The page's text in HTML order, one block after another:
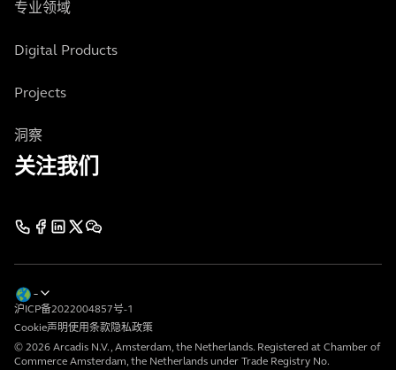
专业领域
Digital Products
Projects
洞察
关注我们
© 2026 Arcadis N.V., Amsterdam, the Netherlands. Registered at Chamber of
Commerce Amsterdam, the Netherlands under Trade Registry No.
沪ICP备2022004857号-1
Cookie声明使用条款隐私政策